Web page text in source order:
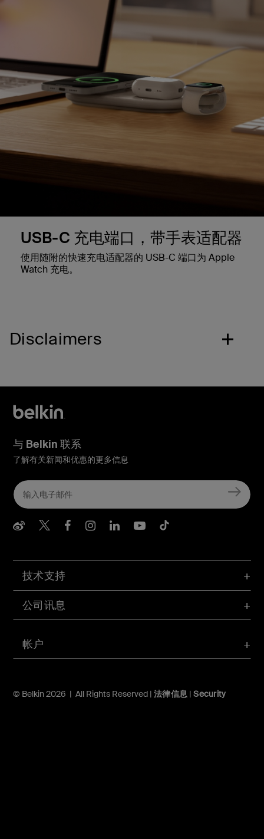
USB-C 充电端口，带手表适配器
使用随附的快速充电适配器的 USB-C 端口为 Apple
Watch 充电。
Disclaimers
帐户
技术支持
公司讯息
© Belkin 2026 | All Rights Reserved | 法律信息 |Security
与 Belkin 联系
了解有关新闻和优惠的更多信息
Belkin Weibo
Belkin Twitter
Belkin Facebook
Belkin Instagram
Belkin LInkedIn
Belkin Youtube
Belkin